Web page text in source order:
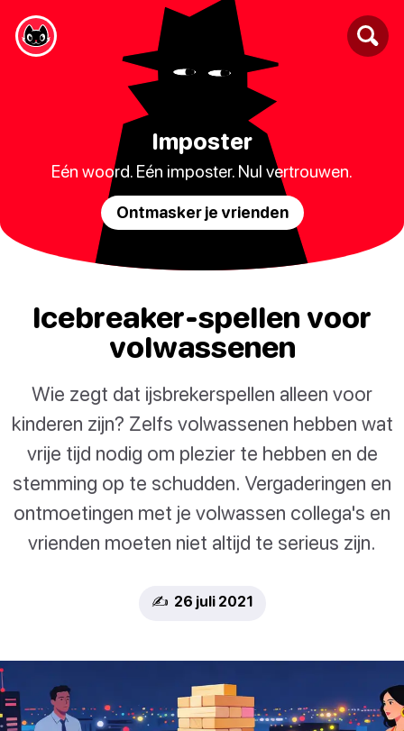
Imposter
Eén woord. Eén imposter. Nul vertrouwen.
Ontmasker je vrienden
Icebreaker-spellen voor
volwassenen
Wie zegt dat ijsbrekerspellen alleen voor
kinderen zijn? Zelfs volwassenen hebben wat
vrije tijd nodig om plezier te hebben en de
stemming op te schudden. Vergaderingen en
ontmoetingen met je volwassen collega's en
vrienden moeten niet altijd te serieus zijn.
✍️ 26 juli 2021